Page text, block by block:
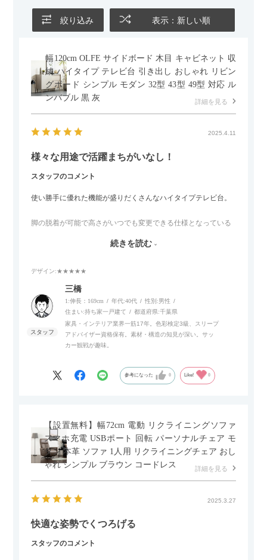
絞り込み 表示：新しい順
幅120cm OLFE サイドボード 木目 キャビネット 収
納 ハイタイプ テレビ台 引き出し おしゃれ リビン
グボード シンプル モダン 32型 43型 49型 対応 ル
ンバブル 黒 灰
詳細を見る
2025.4.11
様々な用途で活躍まちがいなし！
スタッフのコメント
使い勝手に優れた機能が盛りだくさんなハイタイプテレビ台。
脚の脱着が可能で高さがいつでも変更できる仕様となっている
また、補助テーブルとして使用可能なスライドテーブルや収納
内部にもプリンターなどが置けるスライド棚板がついているの
でテレビ台以外にもオフィスなどでの収納家具やリビングでの
サイドボードとして多目的な用途に対応しています。
また、扉は横方向へのスライド式となっているので開閉時のス
ペースを最小限に抑えられ、省スペースでご利用いただけるの
続きを読む
デザイン:★★★★★
三橋
1:伸長：169cm 年代:40代 性別:男性
住まい:持ち家一戸建て 都道府県:千葉県
家具・インテリア業界一筋17年。色彩検定3級、スリープ
アドバイザー資格保有。素材・構造の知見が深い。サッ
カー観戦が趣味。
参考になった 0 Like! 0
【設置無料】幅72cm 電動 リクライニングソファ
スマホ充電 USBポート 回転 パーソナルチェア モ
ダン 本革 ソファ 1人用 リクライニングチェア おし
ゃれ シンプル ブラウン コードレス
詳細を見る
2025.3.27
快適な姿勢でくつろげる
スタッフのコメント